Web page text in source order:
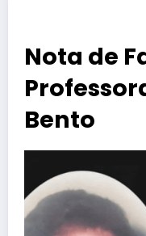
Nota de
Bento